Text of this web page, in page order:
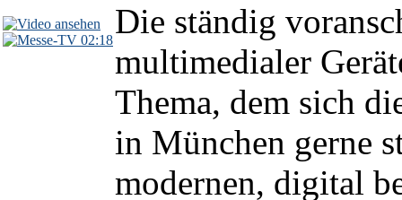
02:18Die ständig
multimedialer
Thema, dem sich
in München gerne
modernen, digital